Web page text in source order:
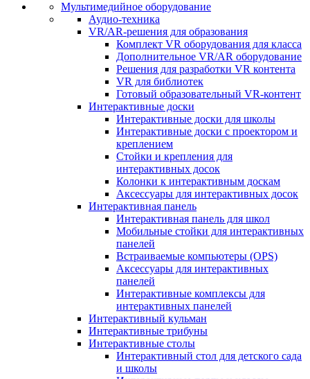
Мультимедийное оборудование
Аудио-техника
VR/AR-решения для образования
Комплект VR оборудования для класса
Дополнительное VR/AR оборудование
Решения для разработки VR контента
VR для библиотек
Готовый образовательный VR-контент
Интерактивные доски
Интерактивные доски для школы
Интерактивные доски с проектором и
креплением
Стойки и крепления для
интерактивных досок
Колонки к интерактивным доскам
Аксессуары для интерактивных досок
Интерактивная панель
Интерактивная панель для школ
Мобильные стойки для интерактивных
панелей
Встраиваемые компьютеры (OPS)
Аксессуары для интерактивных
панелей
Интерактивные комплексы для
интерактивных панелей
Интерактивный кульман
Интерактивные трибуны
Интерактивные столы
Интерактивный стол для детского сада
и школы